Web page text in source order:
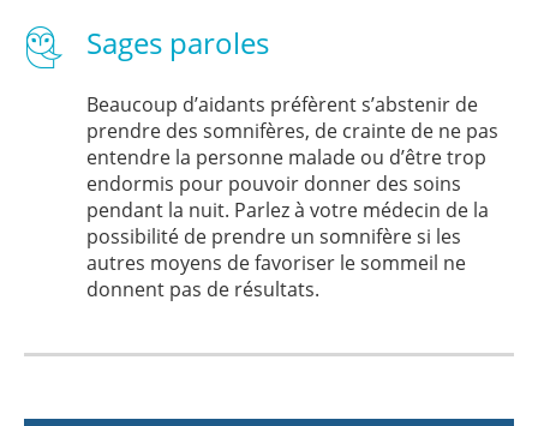
Sages paroles
Beaucoup d’aidants préfèrent s’abstenir de
prendre des somnifères, de crainte de ne pas
entendre la personne malade ou d’être trop
endormis pour pouvoir donner des soins
pendant la nuit. Parlez à votre médecin de la
possibilité de prendre un somnifère si les
autres moyens de favoriser le sommeil ne
donnent pas de résultats.